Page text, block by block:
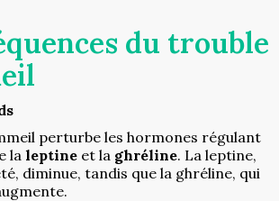
du trouble
perturbe les hormones régulant
la leptine et la ghréline. La leptine,
diminue, tandis que la ghréline, qui